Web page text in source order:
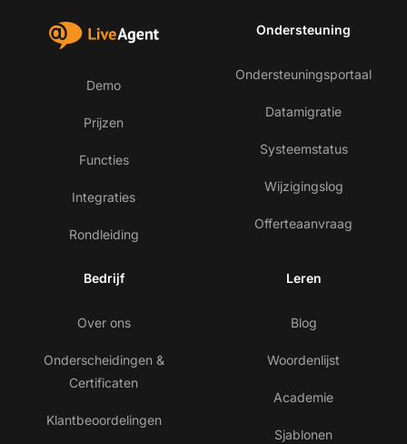
Demo
Prijzen
Functies
Integraties
Rondleiding
Ondersteuning
Ondersteuningsportaal
Datamigratie
Systeemstatus
Wijzigingslog
Offerteaanvraag
Bedrijf
Over ons
Onderscheidingen &
Certificaten
Klantbeoordelingen
Leren
Blog
Woordenlijst
Academie
Sjablonen